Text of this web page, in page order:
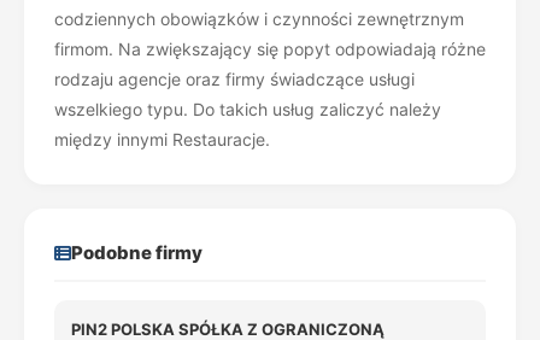
codziennych obowiązków i czynności zewnętrznym
firmom. Na zwiększający się popyt odpowiadają różne
rodzaju agencje oraz firmy świadczące usługi
wszelkiego typu. Do takich usług zaliczyć należy
między innymi Restauracje.
Podobne firmy
PIN2 POLSKA SPÓŁKA Z OGRANICZONĄ